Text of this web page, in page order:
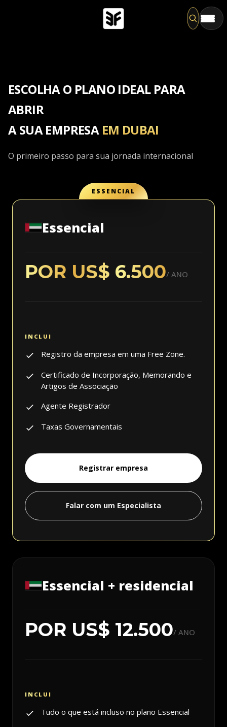
ESCOLHA O PLANO IDEAL PARA
ABRIR
A SUA EMPRESA EM DUBAI
O primeiro passo para sua jornada internacional
ESSENCIAL
Essencial
POR US$ 6.500/ ANO
Registro da empresa em uma Free Zone.
Certificado de Incorporação, Memorando e
Artigos de Associação
Agente Registrador
Taxas Governamentais
Registrar empresa
Falar com um Especialista
Essencial + residencial
POR US$ 12.500/ ANO
Tudo o que está incluso no plano Essencial